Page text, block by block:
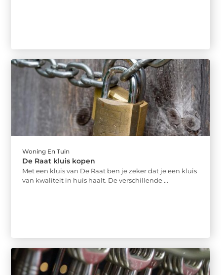
Woning En Tuin
De Raat kluis kopen
Met een kluis van De Raat ben je zeker dat je een kluis
van kwaliteit in huis haalt. De verschillende ...